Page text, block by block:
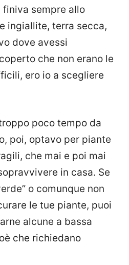
finiva sempre allo
ingiallite, terra secca,
dove avessi
che non erano le
ero io a scegliere
poco tempo da
poi, optavo per piante
che mai e poi mai
in casa. Se
o comunque non
le tue piante, puoi
alcune a bassa
che richiedano